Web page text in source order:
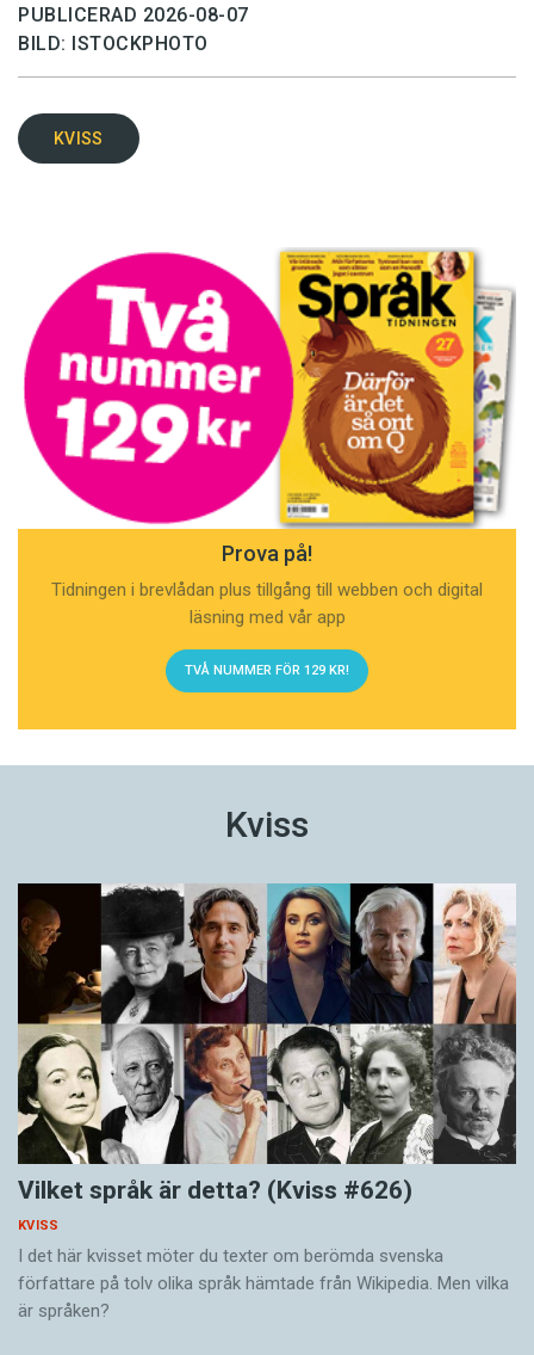
PUBLICERAD 2026-08-07
BILD: ISTOCKPHOTO
KVISS
Prova på!
Tidningen i brevlådan plus tillgång till webben och digital
läsning med vår app
TVÅ NUMMER FÖR 129 KR!
Kviss
Vilket språk är detta? (Kviss #626)
KVISS
I det här kvisset möter du texter om berömda svenska
författare på tolv olika språk hämtade från Wikipedia. Men vilka
är språken?